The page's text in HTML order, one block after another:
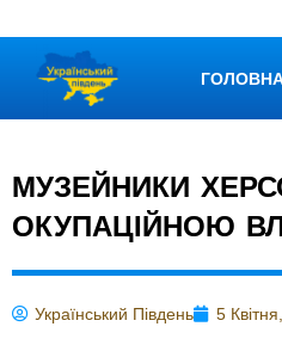
МУЗЕЙНИКИ
ОКУПАЦІЙНОЮ
Український Південь 5